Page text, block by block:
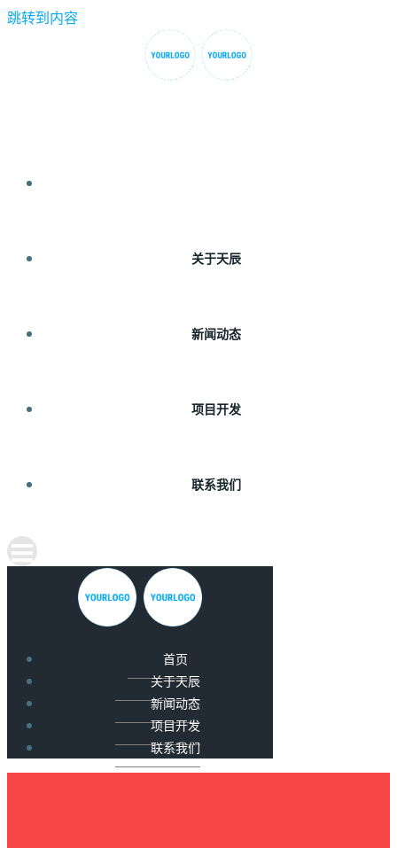
跳转到内容
关于天辰
新闻动态
项目开发
联系我们
首页
关于天辰
新闻动态
项目开发
联系我们